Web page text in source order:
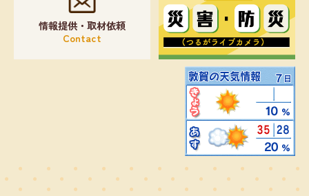
情報提供・取材依頼
Contact